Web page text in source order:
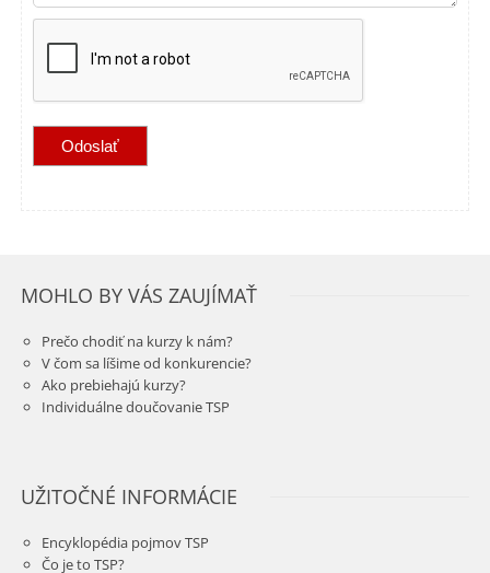
MOHLO BY VÁS ZAUJÍMAŤ
Prečo chodiť na kurzy k nám?
V čom sa líšime od konkurencie?
Ako prebiehajú kurzy?
Individuálne doučovanie TSP
UŽITOČNÉ INFORMÁCIE
Encyklopédia pojmov TSP
Čo je to TSP?